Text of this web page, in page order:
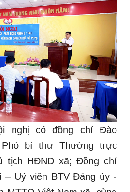
nghị có đồng chí Đào
Phó bí thư Thường trực
tịch HĐND xã; Đồng chí
– Uỷ viên BTV Đảng ủy -